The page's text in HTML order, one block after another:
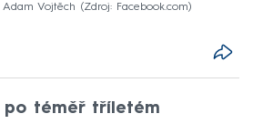
Vojtěch Zdroj: Facebook.com
po téměř tříletém